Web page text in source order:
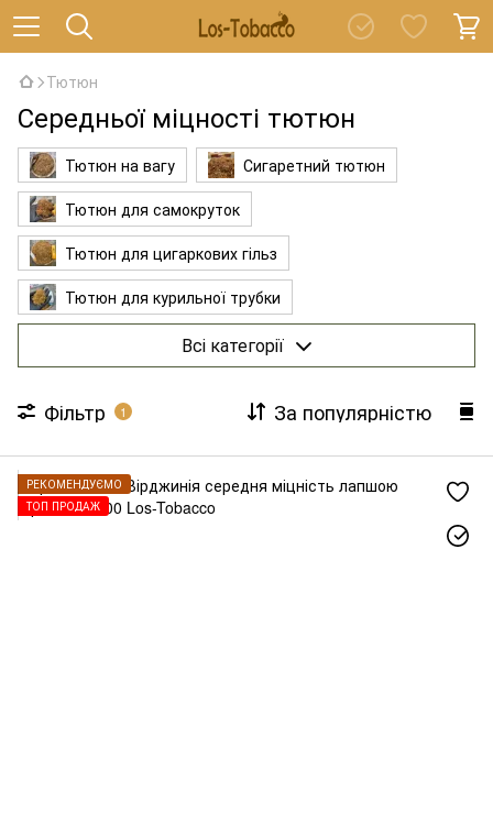
Тютюн
Середньої міцності тютюн
Тютюн на вагу
Сигаретний тютюн
Тютюн для самокруток
Тютюн для цигаркових гільз
Тютюн для курильної трубки
Ароматизований тютюнВсі категорії
Фільтр 1 За популярністю
РЕКОМЕНДУЄМО
ТОП ПРОДАЖ